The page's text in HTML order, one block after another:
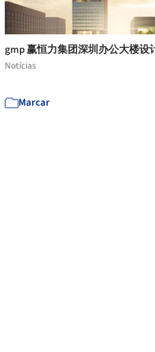
gmp 赢恒力集团深圳办公大楼设
Notícias
Marcar